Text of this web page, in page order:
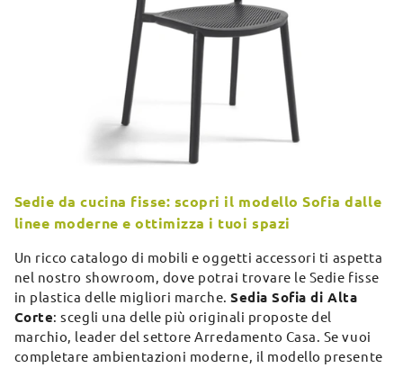
Sedie da cucina fisse: scopri il modello Sofia dalle
linee moderne e ottimizza i tuoi spazi
Un ricco catalogo di mobili e oggetti accessori ti aspetta
nel nostro showroom, dove potrai trovare le Sedie fisse
in plastica delle migliori marche.Sedia Sofia di Alta
Corte: scegli una delle più originali proposte del
marchio, leader del settore Arredamento Casa. Se vuoi
completare ambientazioni moderne, il modello presente